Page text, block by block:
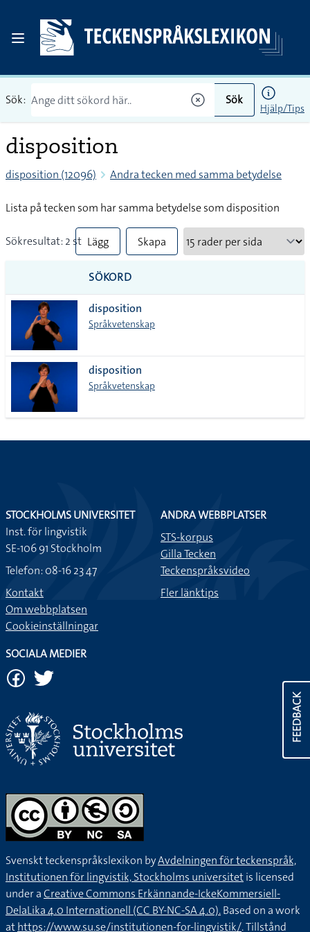
Sök: Sök
Hjälp/Tips
disposition
disposition (12096) Andra tecken med samma betydelse
Lista på tecken som har samma betydelse som disposition
Sökresultat: 2 st Lägg
till
alla i
lista
Skapa
SÖKORD
disposition
Språkvetenskap
disposition
Språkvetenskap
FEEDBACK
STOCKHOLMS UNIVERSITET
Inst. för lingvistik
SE-106 91 Stockholm
Telefon: 08-16 23 47
Kontakt
Om webbplatsen
Cookieinställningar
ANDRA WEBBPLATSER
STS-korpus
Gilla Tecken
Teckenspråksvideo
Fler länktips
SOCIALA MEDIER
Svenskt teckenspråkslexikon byAvdelningen för teckenspråk,
Institutionen för lingvistik, Stockholms universitetis licensed
under aCreative Commons Erkännande-IckeKommersiell-
DelaLika 4.0 Internationell (CC BY-NC-SA 4.0).Based on a work
athttps://www.su.se/institutionen-for-lingvistik/. Tillstånd